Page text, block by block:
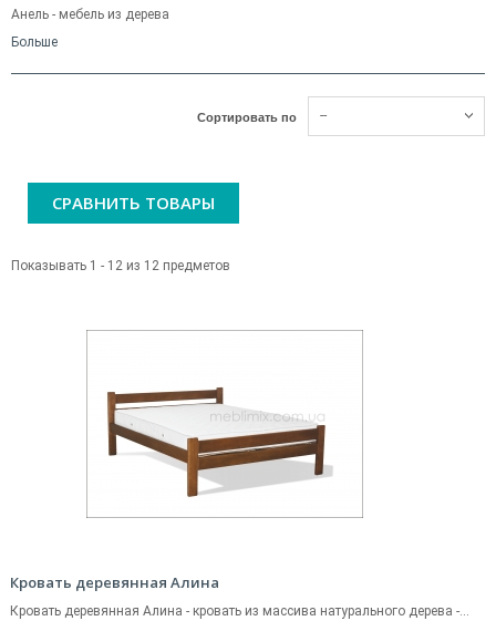
Анель - мебель из дерева
Больше
Сортировать по --
СРАВНИТЬ ТОВАРЫ
Показывать 1 - 12 из 12 предметов
Кровать деревянная Алина
Кровать деревянная Алина - кровать из массива натурального дерева -...